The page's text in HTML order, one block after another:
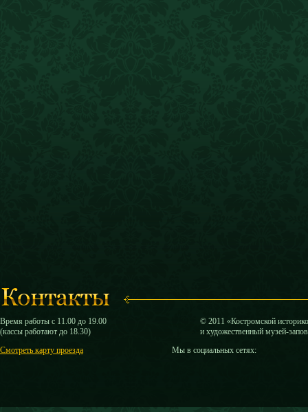
Время работы с 11.00 до 19.00
(кассы работают до 18.30)
Смотреть карту проезда
© 2011 «Костромской
и художественный музей-
Мы в социальных сетях: